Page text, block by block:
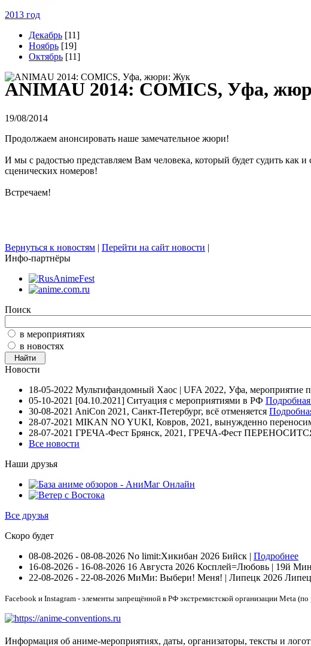
2013 год
Декабрь [11]
Ноябрь [19]
Октябрь [11]
ANIMAU 2014: COMICS, Уфа,
19/08/2014
Продолжаем анонсировать наше замечательное жюри!
И мы с радостью представляем Вам человека, который будет судить как
сценических номеров!
Встречаем!
Вернуться к новостям | Перейти на сайт новости |
Инфо-партнёры
Поиск
в мероприятиях
в новостях
Новости
18-05-2022 Мультифандомный Хаос | UFA 2022, Уфа, мероприятие
05-10-2021 [04.10.2021] Ситуация с мероприятиями в РФ
30-08-2021 AniCon 2021, Санкт-Петербург, всё отменяется
28-07-2021 MIKAN NO YUKI, Ковров, 2021, вынужденно
28-07-2021 ГРЕЧА-Фест Брянск, 2021, ГРЕЧА-Фест
Все новости
Наши друзья
Все друзья
Скоро будет
08-08-2026 - 08-08-2026 No limit:Хикибан 2026 Бийск | Подробнее
16-08-2026 - 16-08-2026 16 Августа 2026 Косплей=Любовь | 19й
22-08-2026 - 22-08-2026 МиМи: Выбери! Меня! | Липецк 2026
Facebook и Instagram - элементы запрещённой в РФ экстремистской организации Meta
Информация об аниме-мероприятиях, даты, организаторы, тексты и